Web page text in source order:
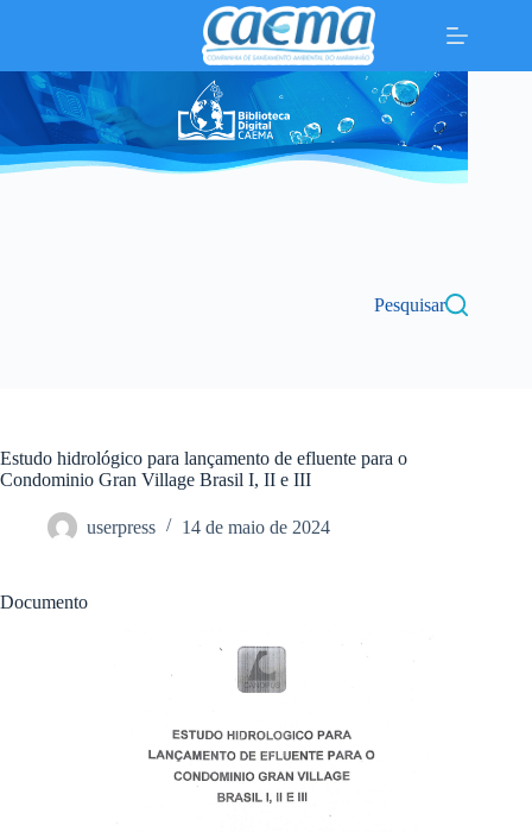
conteúdo
Pesquisar
Estudo hidrológico para lançamento de efluente para o
Condominio Gran Village Brasil I, II e III
userpress 14 de maio de 2024
Documento